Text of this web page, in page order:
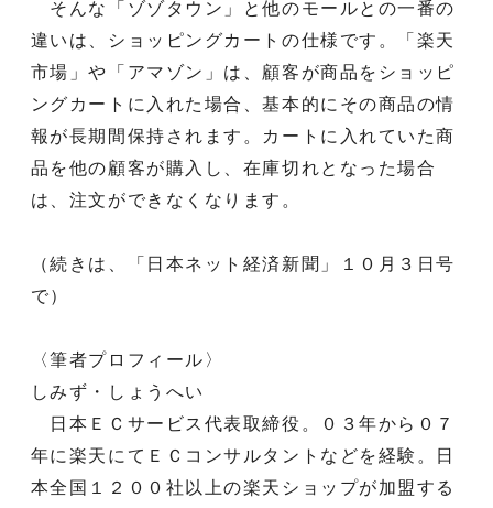
そんな「ゾゾタウン」と他のモールとの一番の
違いは、ショッピングカートの仕様です。「楽天
市場」や「アマゾン」は、顧客が商品をショッピ
ングカートに入れた場合、基本的にその商品の情
報が長期間保持されます。カートに入れていた商
品を他の顧客が購入し、在庫切れとなった場合
は、注文ができなくなります。
（続きは、「日本ネット経済新聞」１０月３日号
で）
〈筆者プロフィール〉
しみず・しょうへい
日本ＥＣサービス代表取締役。０３年から０７
年に楽天にてＥＣコンサルタントなどを経験。日
本全国１２００社以上の楽天ショップが加盟する